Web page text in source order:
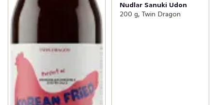
Nudlar Sanuki Udon
200 g, Twin Dragon